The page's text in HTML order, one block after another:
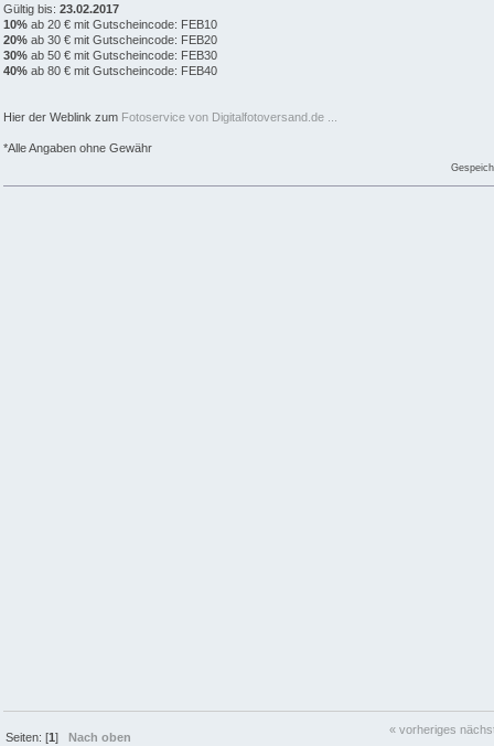
Gültig bis: 23.02.2017
10% ab 20 € mit Gutscheincode: FEB10
20% ab 30 € mit Gutscheincode: FEB20
30% ab 50 € mit Gutscheincode: FEB30
40% ab 80 € mit Gutscheincode: FEB40
Hier der Weblink zum Fotoservice von Digitalfotoversand.de ...
*Alle Angaben ohne Gewähr
Seiten: [1]Nach oben
« vorheriges